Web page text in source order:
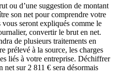
ou d’une suggestion de montant
son net pour comprendre votre
seront expliqués comme le
convertir le brut en net.
de plusieurs traitements en
prélevé à la source, les charges
liés à votre entreprise. Déchiffrer
net sur 2 811 € sera désormais